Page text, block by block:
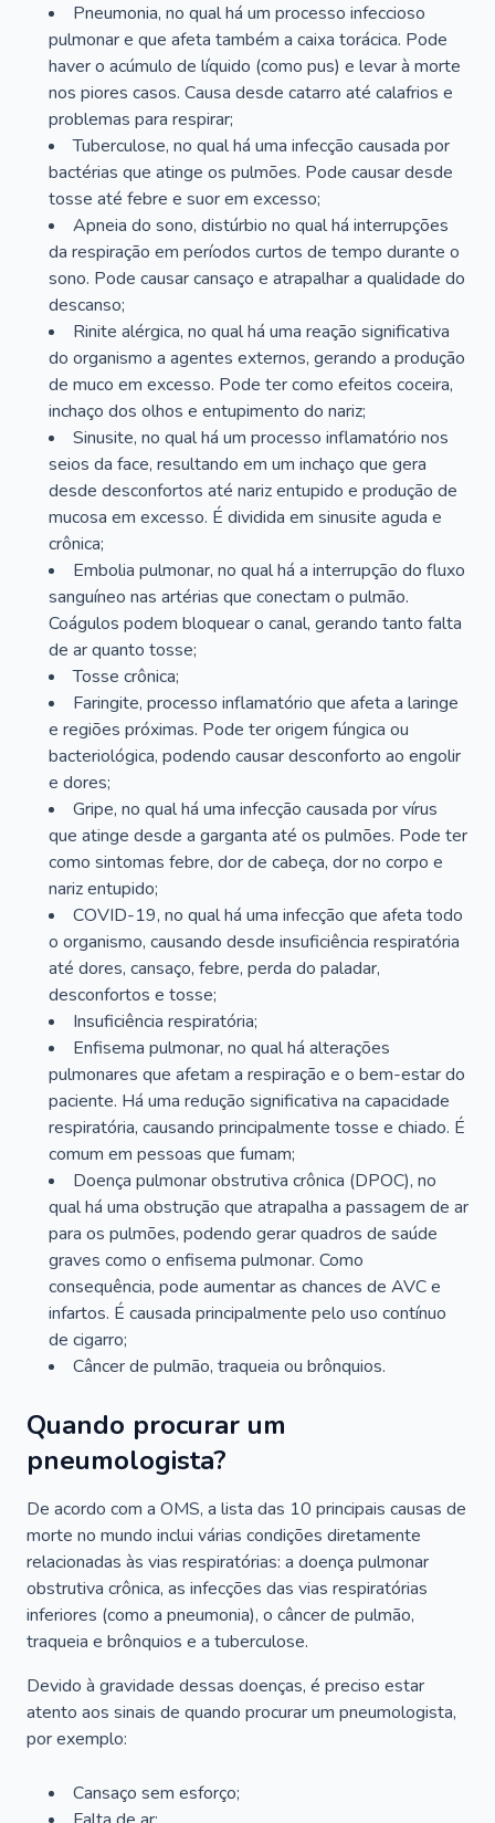
Pneumonia, no qual há um processo infeccioso
pulmonar e que afeta também a caixa torácica. Pode
haver o acúmulo de líquido (como pus) e levar à morte
nos piores casos. Causa desde catarro até calafrios e
problemas para respirar;
Tuberculose, no qual há uma infecção causada por
bactérias que atinge os pulmões. Pode causar desde
tosse até febre e suor em excesso;
Apneia do sono, distúrbio no qual há interrupções
da respiração em períodos curtos de tempo durante o
sono. Pode causar cansaço e atrapalhar a qualidade do
descanso;
Rinite alérgica, no qual há uma reação significativa
do organismo a agentes externos, gerando a produção
de muco em excesso. Pode ter como efeitos coceira,
inchaço dos olhos e entupimento do nariz;
Sinusite, no qual há um processo inflamatório nos
seios da face, resultando em um inchaço que gera
desde desconfortos até nariz entupido e produção de
mucosa em excesso. É dividida em sinusite aguda e
crônica;
Embolia pulmonar, no qual há a interrupção do fluxo
sanguíneo nas artérias que conectam o pulmão.
Coágulos podem bloquear o canal, gerando tanto falta
de ar quanto tosse;
Tosse crônica;
Faringite, processo inflamatório que afeta a laringe
e regiões próximas. Pode ter origem fúngica ou
bacteriológica, podendo causar desconforto ao engolir
e dores;
Gripe, no qual há uma infecção causada por vírus
que atinge desde a garganta até os pulmões. Pode ter
como sintomas febre, dor de cabeça, dor no corpo e
nariz entupido;
COVID-19, no qual há uma infecção que afeta todo
o organismo, causando desde insuficiência respiratória
até dores, cansaço, febre, perda do paladar,
desconfortos e tosse;
Insuficiência respiratória;
Enfisema pulmonar, no qual há alterações
pulmonares que afetam a respiração e o bem-estar do
paciente. Há uma redução significativa na capacidade
respiratória, causando principalmente tosse e chiado. É
comum em pessoas que fumam;
Doença pulmonar obstrutiva crônica (DPOC), no
qual há uma obstrução que atrapalha a passagem de ar
para os pulmões, podendo gerar quadros de saúde
graves como o enfisema pulmonar. Como
consequência, pode aumentar as chances de AVC e
infartos. É causada principalmente pelo uso contínuo
de cigarro;
Câncer de pulmão, traqueia ou brônquios.
Quando procurar um
pneumologista?
De acordo com a OMS, a lista das 10 principais causas de
morte no mundo inclui várias condições diretamente
relacionadas às vias respiratórias: a doença pulmonar
obstrutiva crônica, as infecções das vias respiratórias
inferiores (como a pneumonia), o câncer de pulmão,
traqueia e brônquios e a tuberculose.
Devido à gravidade dessas doenças, é preciso estar
atento aos sinais de quando procurar um pneumologista,
por exemplo:
Cansaço sem esforço;